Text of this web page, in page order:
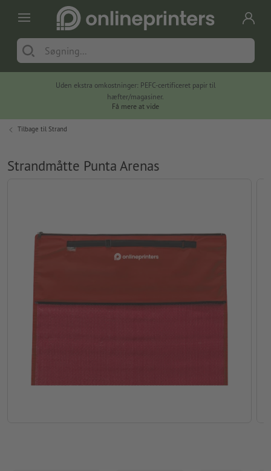
Uden ekstra omkostninger: PEFC-certificeret papir til
hæfter/magasiner.
Få mere at vide
Tilbage til Strand
Strandmåtte Punta Arenas